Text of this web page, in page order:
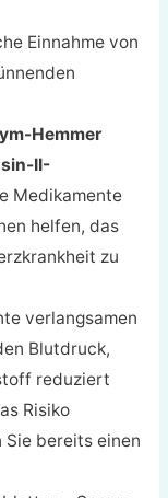
Einnahme von
Hemmer
II-
Medikamente
helfen, das
zu
verlangsamen
Blutdruck,
reduziert
Risiko
bereits einen